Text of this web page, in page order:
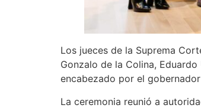
Los jueces de la Suprema
Gonzalo de la Colina,
encabezado por el
La ceremonia reunió a